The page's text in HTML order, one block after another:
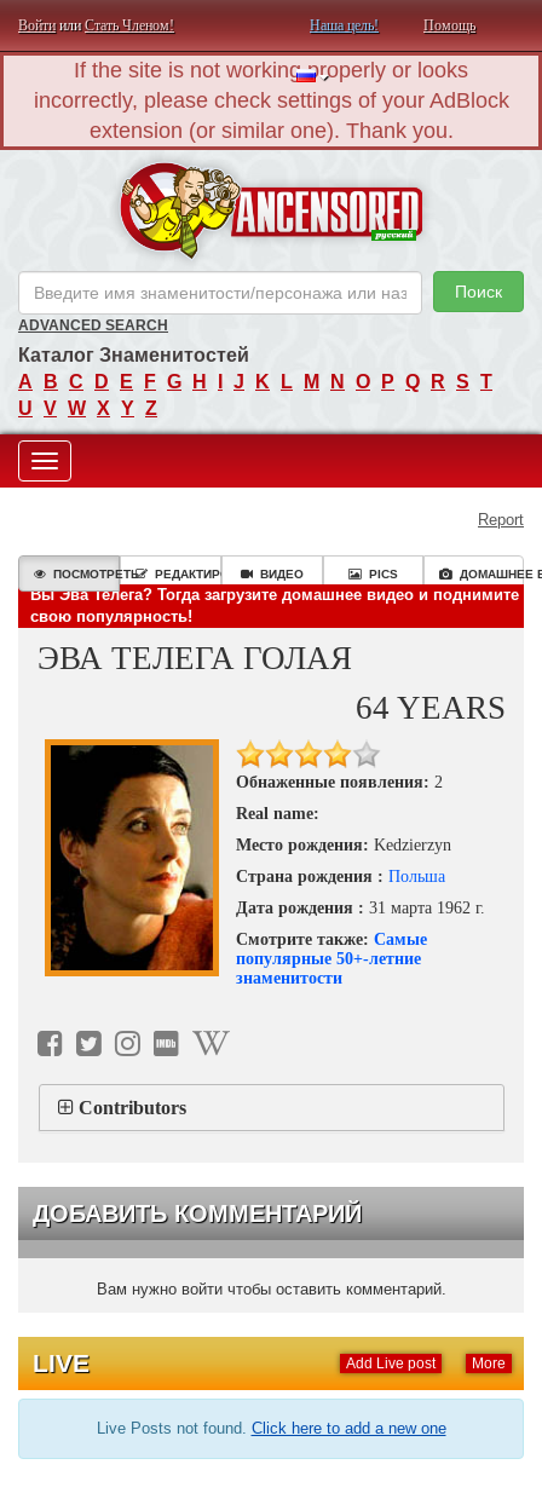
ВойтиилиСтать Членом! Наша цель! Помощь
If the site is not working properly or looks
incorrectly, please check settings of your AdBlock
extension (or similar one). Thank you.
Поиск
ADVANCED SEARCH
Каталог Знаменитостей
A
B C D E F G H J K L M N O P Q R S T
U V W X Y Z
Toggle
Report
ПОСМОТРЕТЬ РЕДАКТИРОВАТЬВИДЕО PICS ДОМАШНЕЕ
Вы Эва Телега? Тогда загрузите домашнее видео и поднимите
свою популярность!
ЭВА ТЕЛЕГА ГОЛАЯ
64 YEARS
Обнаженные появления: 2
Real name:
Место рождения: Kedzierzyn
Страна рождения : Польша
Дата рождения : 31 марта 1962 г.
Смотрите также: Самые
популярные 50+-летние
знаменитости
Contributors
ДОБАВИТЬ КОММЕНТАРИЙ
Вам нужно войти чтобы оставить комментарий.
More
Add Live post
LIVE
Live Posts not found. Click here to add a new one